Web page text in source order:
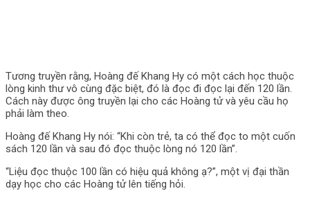
Tương truyền rằng, Hoàng đế Khang Hy có một cách học thuộc
lòng kinh thư vô cùng đặc biệt, đó là đọc đi đọc lại đến 120 lần.
Cách này được ông truyền lại cho các Hoàng tử và yêu cầu họ
phải làm theo.
Hoàng đế Khang Hy nói: “Khi còn trẻ, ta có thể đọc to một cuốn
sách 120 lần và sau đó đọc thuộc lòng nó 120 lần”.
“Liệu đọc thuộc 100 lần có hiệu quả không ạ?”, một vị đại thần
dạy học cho các Hoàng tử lên tiếng hỏi.